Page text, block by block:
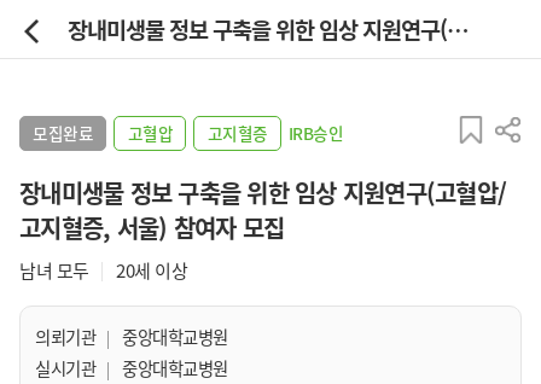
장내미생물 정보 구축을 위한 임상 지원연구(고혈압/고지혈증, 서울) 참여자 모집
모집완료 고혈압 고지혈증 IRB승인
장내미생물 정보 구축을 위한 임상 지원연구(고혈압/
고지혈증, 서울) 참여자 모집
남녀 모두 20세 이상
의뢰기관
중앙대학교병원
실시기관
중앙대학교병원